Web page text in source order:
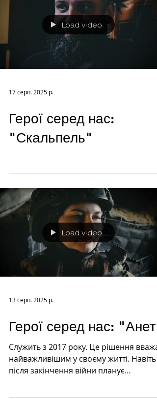
Load video
17 серп. 2025 р.
Герої серед нас:
"Скальпель"
Load video
13 серп. 2025 р.
Герої серед нас: "Анет"
Служить з 2017 року. Це рішення
найважливішим у своєму житті. Навіть
після закінчення війни планує